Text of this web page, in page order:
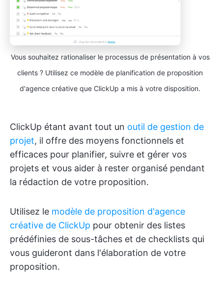
Vous souhaitez rationaliser le processus de présentation à vos
clients ? Utilisez ce modèle de planification de proposition
d'agence créative que ClickUp a mis à votre disposition.
ClickUp étant avant tout un outil de gestion de
projet, il offre des moyens fonctionnels et
efficaces pour planifier, suivre et gérer vos
projets et vous aider à rester organisé pendant
la rédaction de votre proposition.
Utilisez le modèle de proposition d'agence
créative de ClickUp pour obtenir des listes
prédéfinies de sous-tâches et de checklists qui
vous guideront dans l'élaboration de votre
proposition.